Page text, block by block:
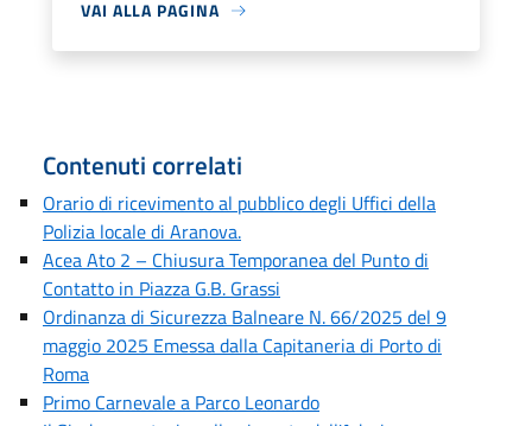
VAI ALLA PAGINA
Contenuti correlati
Orario di ricevimento al pubblico degli Uffici della
Polizia locale di Aranova.
Acea Ato 2 – Chiusura Temporanea del Punto di
Contatto in Piazza G.B. Grassi
Ordinanza di Sicurezza Balneare N. 66/2025 del 9
maggio 2025 Emessa dalla Capitaneria di Porto di
Roma
Primo Carnevale a Parco Leonardo